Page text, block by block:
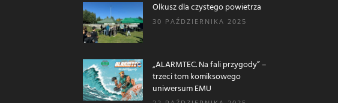
Olkusz dla czystego powietrza
30 PAŹDZIERNIKA 2025
„ALARMTEC. Na fali przygody” –
trzeci tom komiksowego
uniwersum EMU